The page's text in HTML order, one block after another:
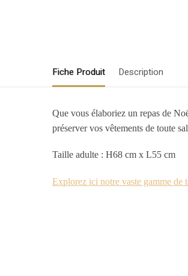
Fiche Produit Description
Que vous élaboriez un repas de
préserver vos vêtements de toute
Taille adulte : H68 cm x L55 cm
Explorez ici notre vaste gamme de